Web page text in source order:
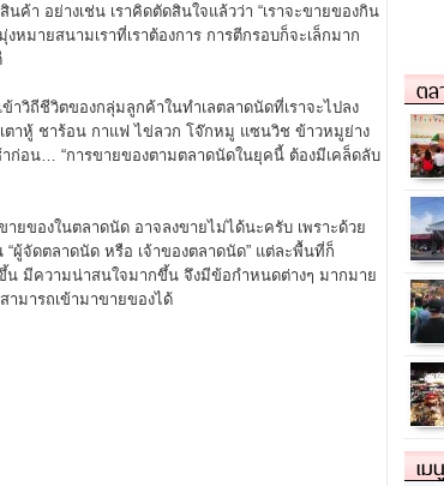
า อย่างเช่น เราคิดตัดสินใจแล้วว่า “เราจะขายของกิน
หมายสนามเราที่เราต้องการ การตีกรอบก็จะเล็กมาก
วิถีชีวิตของกลุ่มลูกค้าในทำเลตลาดนัดที่เราจะไปลง
ตาหู้ ชาร้อน กาแฟ ไข่ลวก โจ๊กหมู แซนวิช ข้าวหมูย่าง
ก่อน… “การขายของตามตลาดนัดในยุคนี้ ต้องมีเคล็ดลับ
ของในตลาดนัด อาจลงขายไม่ได้นะครับ เพราะด้วย
ผู้จัดตลาดนัด หรือ เจ้าของตลาดนัด” แต่ละพื้นที่ก็
มีความน่าสนใจมากขึ้น จึงมีข้อกำหนดต่างๆ มากมาย
ามารถเข้ามาขายของได้
ตล
เม